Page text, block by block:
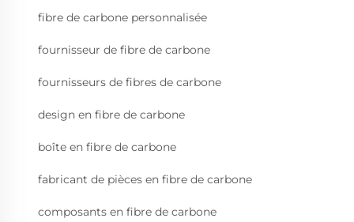
fibre de carbone personnalisée
fournisseur de fibre de carbone
fournisseurs de fibres de carbone
design en fibre de carbone
boîte en fibre de carbone
fabricant de pièces en fibre de carbone
composants en fibre de carbone